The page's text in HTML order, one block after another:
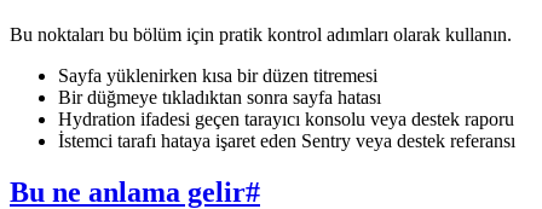
Bu noktaları bu bölüm için pratik kontrol adımları olarak kullanın.
Sayfa yüklenirken kısa bir düzen titremesi
Bir düğmeye tıkladıktan sonra sayfa hatası
Hydration ifadesi geçen tarayıcı konsolu veya destek raporu
İstemci tarafı hataya işaret eden Sentry veya destek referansı
Bu ne anlama gelir#